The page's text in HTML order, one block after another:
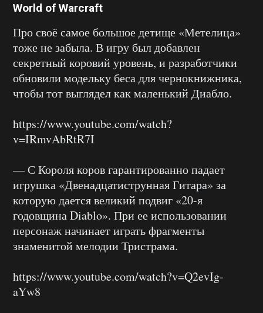
World of Warcraft
Про своё самое большое детище «Метелица»
тоже не забыла. В игру был добавлен
секретный коровий уровень, и разработчики
обновили модельку беса для чернокнижника,
чтобы тот выглядел как маленький Диабло.
https://www.youtube.com/watch?
v=IRmvAbRtR7I
— С Короля коров гарантированно падает
игрушка «Двенадцатиструнная Гитара» за
которую дается великий подвиг «20-я
годовщина Diablo». При ее использовании
персонаж начинает играть фрагменты
знаменитой мелодии Тристрама.
https://www.youtube.com/watch?v=Q2evIg-
aYw8